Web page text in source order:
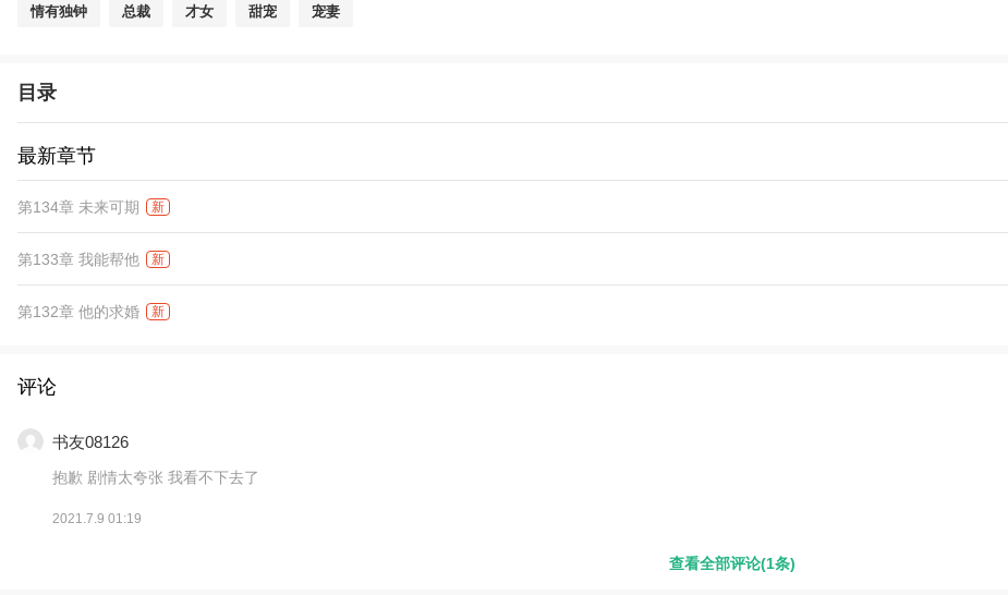
情有独钟 总裁 才女 甜宠 宠妻
目录
最新章节
第134章 未来可期 新
第133章 我能帮他 新
第132章 他的求婚 新
评论
书友08126
抱歉 剧情太夸张 我看不下去了
2021.7.9 01:19
查看全部评论(1条)